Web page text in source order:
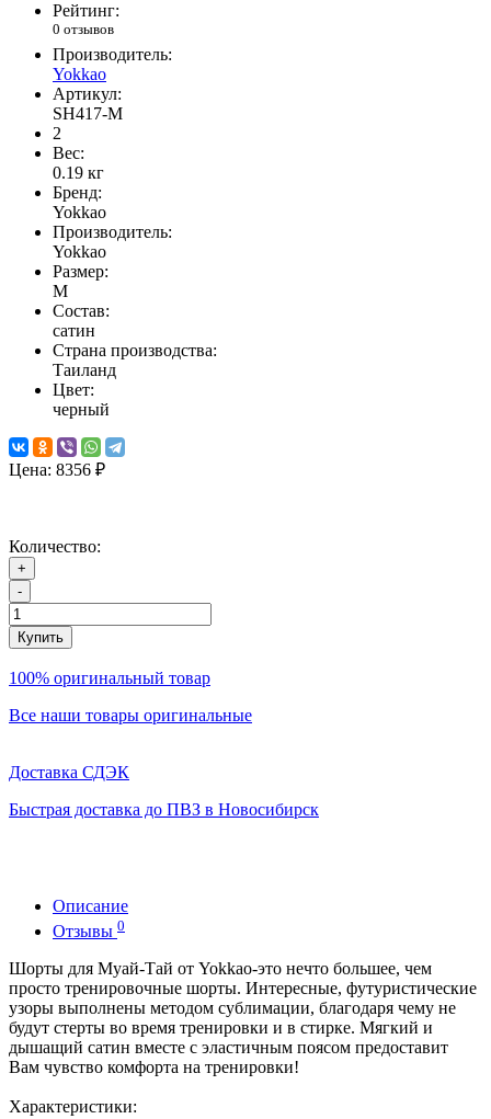
Рейтинг:
0 отзывов
Производитель:
Yokkao
Артикул:
SH417-M
2
Вес:
0.19 кг
Бренд:
Yokkao
Производитель:
Yokkao
Размер:
M
Состав:
сатин
Страна производства:
Таиланд
Цвет:
черный
Цена: 8356 ₽
Количество:
+
-
Купить
100% оригинальный товар
Все наши товары оригинальные
Доставка СДЭК
Быстрая доставка до ПВЗ в Новосибирск
Описание
Отзывы 0
Шорты для Муай-Тай от Yokkao-это нечто большее, чем
просто тренировочные шорты. Интересные, футуристические
узоры выполнены методом сублимации, благодаря чему не
будут стерты во время тренировки и в стирке. Мягкий и
дышащий сатин вместе с эластичным поясом предоставит
Вам чувство комфорта на тренировки!
Характеристики: